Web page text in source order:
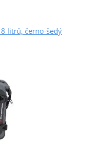
8 litrů, černo-šedý